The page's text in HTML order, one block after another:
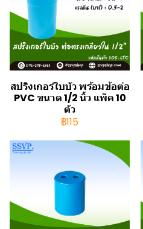
สปริงเกอร์ใบบัว พร้อมข้อต่อ
PVC ขนาด 1/2 นิ้ว แพ็ค 10
ตัว
฿115